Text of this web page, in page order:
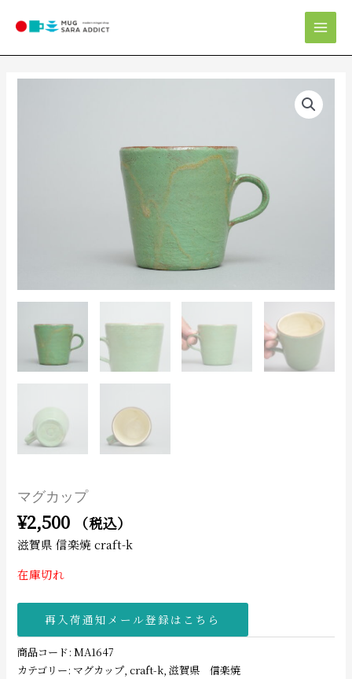
マグカップ
¥2,500 （税込）
滋賀県 信楽焼 craft-k
在庫切れ
再入荷通知メール登録はこちら
商品コード:MA1647
カテゴリー: マグカップ ,craft-k ,滋賀県 信楽焼